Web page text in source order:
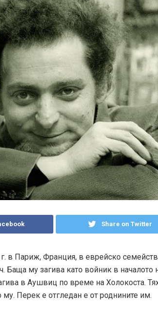
Share on Twitter
в Париж, Франция, в еврейско
му загива като войник в началото
в Аушвиц по време на Холокоста.
му. Перек е отгледан е от роднините им.